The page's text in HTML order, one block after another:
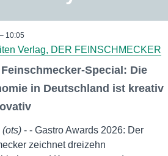
10:05
Verlag, DER FEINSCHMECKER
Special: Die
in Deutschland ist kreativ
(ots) - - Gastro Awards 2026: Der
zeichnet dreizehn